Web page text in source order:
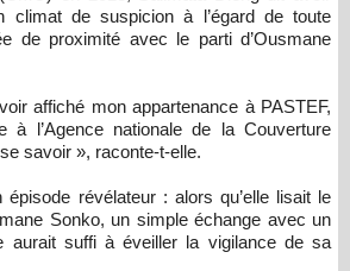
climat de suspicion à l’égard de toute
de proximité avec le parti d’Ousmane
affiché mon appartenance à PASTEF,
à l’Agence nationale de la Couverture
savoir », raconte-t-elle.
épisode révélateur : alors qu’elle lisait le
Sonko, un simple échange avec un
aurait suffi à éveiller la vigilance de sa